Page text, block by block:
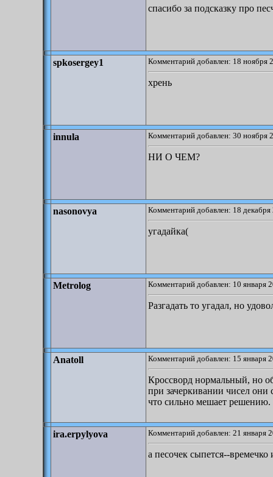
спасибо за подсказку про
spkosergey1 Комментарий добавлен: 18 ноября
хрень
innula Комментарий добавлен: 30 ноября
НИ О ЧЕМ?
nasonovya Комментарий добавлен: 18
угадайка(
Metrolog Комментарий добавлен: 10 января
Разгадать то угадал, но
Anatoll Комментарий добавлен: 15 января
Кроссворд нормальный, но
при зачеркивании чисел они
что сильно мешает решению.
ira.erpylyova Комментарий добавлен: 21 января
а песочек сыпется--времечко